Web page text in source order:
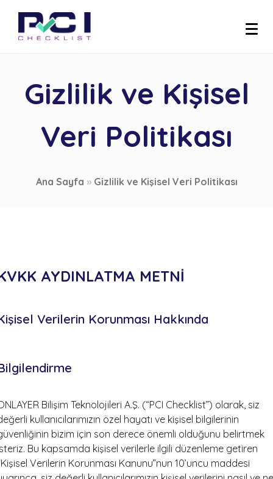
Gizlilik ve Kişisel
Veri Politikası
Ana Sayfa » Gizlilik ve Kişisel Veri Politikası
AYDINLATMA METNİ
Verilerin Korunması Hakkında
Bilişim Teknolojileri A.Ş. (“PCI Checklist”) olarak, siz
kullanıcılarımızın özel hayatı ve kişisel bilgilerinin
bizim için son derece önemli olduğunu belirtmek
Bu kapsamda kişisel verilerle ilgili düzenleme getiren
Verilerin Korunması Kanunu”nun 10’uncu maddesi